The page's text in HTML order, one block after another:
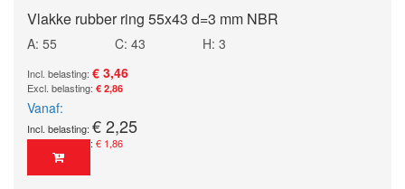
Vlakke rubber ring 55x43 d=3 mm NBR
A: 55 C: 43
H: 3
€ 3,46
€ 2,86
Vanaf
€ 2,25
€ 1,86